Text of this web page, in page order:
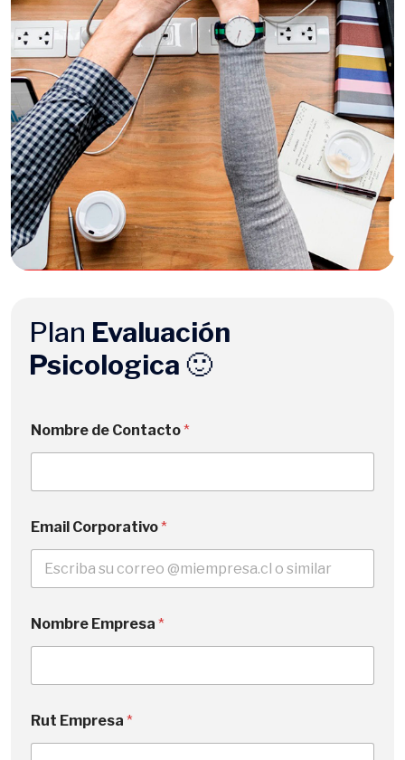
Plan Evaluación
Psicologica 🙂
Nombre de Contacto*
Email Corporativo*
Nombre Empresa *
Rut Empresa *